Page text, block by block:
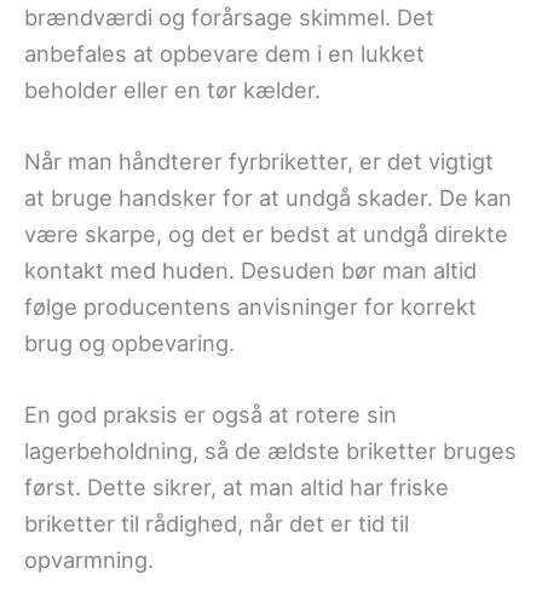
brændværdi og forårsage skimmel. Det
anbefales at opbevare dem i en lukket
beholder eller en tør kælder.
Når man håndterer fyrbriketter, er det vigtigt
at bruge handsker for at undgå skader. De kan
være skarpe, og det er bedst at undgå direkte
kontakt med huden. Desuden bør man altid
følge producentens anvisninger for korrekt
brug og opbevaring.
En god praksis er også at rotere sin
lagerbeholdning, så de ældste briketter bruges
først. Dette sikrer, at man altid har friske
briketter til rådighed, når det er tid til
opvarmning.